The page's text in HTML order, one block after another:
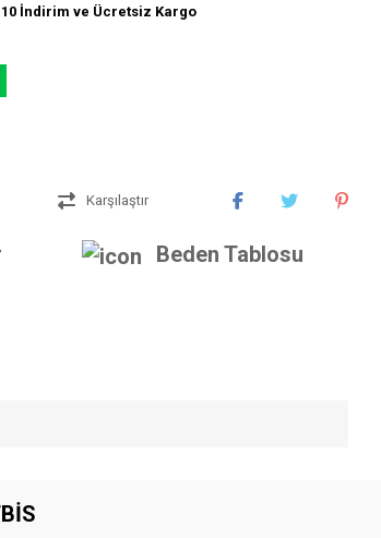
İndirim ve Ücretsiz Kargo
Karşılaştır
Beden Tablosu